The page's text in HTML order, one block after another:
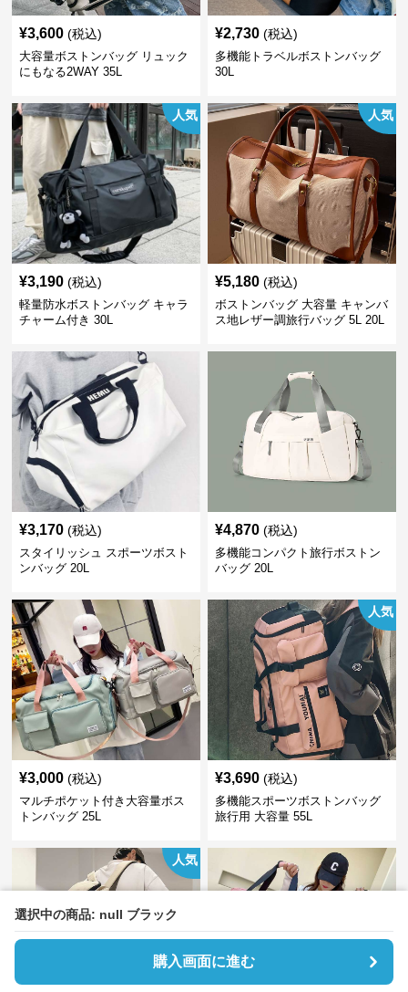
選択中の商品: null ブラック
購入画面に進む
¥3,600 (税込)
大容量ボストンバッグ リュック
にもなる2WAY 35L
¥2,730 (税込)
多機能トラベルボストンバッグ
30L
人気
¥3,190 (税込)
軽量防水ボストンバッグ キャラ
チャーム付き 30L
人気
¥5,180 (税込)
ボストンバッグ 大容量 キャンバ
ス地レザー調旅行バッグ 5L 20L
¥3,170 (税込)
スタイリッシュ スポーツボスト
ンバッグ 20L
¥4,870 (税込)
多機能コンパクト旅行ボストン
バッグ 20L
¥3,000 (税込)
マルチポケット付き大容量ボス
トンバッグ 25L
人気
¥3,690 (税込)
多機能スポーツボストンバッグ
旅行用 大容量 55L
人気